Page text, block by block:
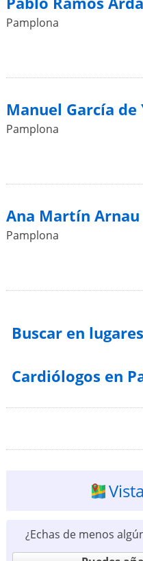
Pamplona
Manuel García de
Pamplona
Ana Martín Arnau
Pamplona
Buscar en
Cardiólogos en
¿Echas de menos